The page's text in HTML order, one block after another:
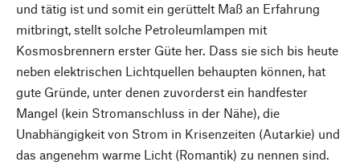
und tätig ist und somit ein gerüttelt Maß an Erfahrung
mitbringt, stellt solche Petroleumlampen mit
Kosmosbrennern erster Güte her. Dass sie sich bis heute
neben elektrischen Lichtquellen behaupten können, hat
gute Gründe, unter denen zuvorderst ein handfester
Mangel (kein Stromanschluss in der Nähe), die
Unabhängigkeit von Strom in Krisenzeiten (Autarkie) und
das angenehm warme Licht (Romantik) zu nennen sind.